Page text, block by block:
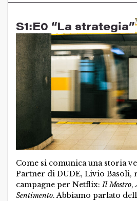
S1:E0 “La strategia”
Come si comunica una storia
Partner di DUDE, Livio Basoli,
campagne per Netflix:Il Mostro,
Sentimento. Abbiamo parlato